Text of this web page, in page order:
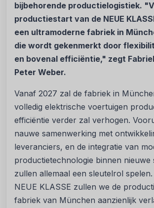
bijbehorende productielogistiek.
productiestart van de NEUE
een ultramoderne fabriek in
die wordt gekenmerkt door
en bovenal efficiëntie," zegt
Peter Weber.
Vanaf 2027 zal de fabriek in
volledig elektrische voertuigen
efficiëntie verder zal verhogen.
nauwe samenwerking met
leveranciers, en de integratie van
productietechnologie binnen
zullen allemaal een sleutelrol
NEUE KLASSE zullen we de
fabriek van München aanzienlijk